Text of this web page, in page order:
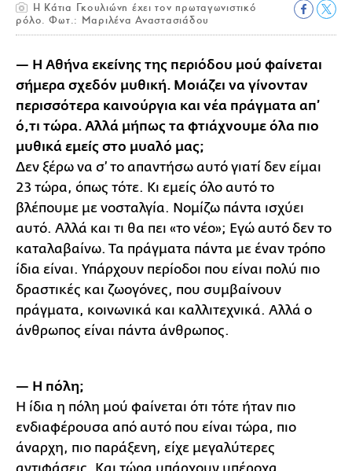
Η Κάτια Γκουλιώνη έχει τον πρωταγωνιστικό
ρόλο. Φωτ.: Μαριλένα Αναστασιάδου
— Η Αθήνα εκείνης της περιόδου μού φαίνεται
σήμερα σχεδόν μυθική. Μοιάζει να γίνονταν
περισσότερα καινούργια και νέα πράγματα απ’
ό,τι τώρα. Αλλά μήπως τα φτιάχνουμε όλα πιο
μυθικά εμείς στο μυαλό μας;
Δεν ξέρω να σ’ το απαντήσω αυτό γιατί δεν είμαι
23 τώρα, όπως τότε. Κι εμείς όλο αυτό το
βλέπουμε με νοσταλγία. Νομίζω πάντα ισχύει
αυτό. Αλλά και τι θα πει «το νέο»; Εγώ αυτό δεν το
καταλαβαίνω. Τα πράγματα πάντα με έναν τρόπο
ίδια είναι. Υπάρχουν περίοδοι που είναι πολύ πιο
δραστικές και ζωογόνες, που συμβαίνουν
πράγματα, κοινωνικά και καλλιτεχνικά. Αλλά ο
άνθρωπος είναι πάντα άνθρωπος.
— Η πόλη;
Η ίδια η πόλη μού φαίνεται ότι τότε ήταν πιο
ενδιαφέρουσα από αυτό που είναι τώρα, πιο
άναρχη, πιο παράξενη, είχε μεγαλύτερες